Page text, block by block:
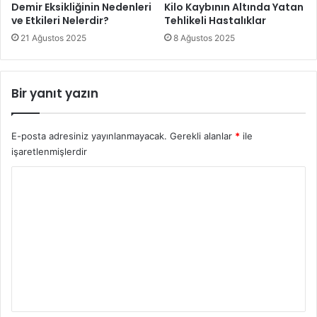
Demir Eksikliğinin Nedenleri
ve Etkileri Nelerdir?
21 Ağustos 2025
Kilo Kaybının Altında Yatan
Tehlikeli Hastalıklar
8 Ağustos 2025
Bir yanıt yazın
E-posta adresiniz yayınlanmayacak. Gerekli alanlar * ile
işaretlenmişlerdir